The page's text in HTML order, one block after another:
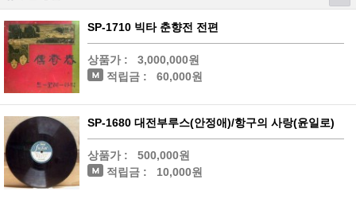
SP-1710 빅타 춘향전 전편
상품가 :
3,000,000원
적립금 :
60,000원
SP-1680 대전부루스(안정애)/항구의 사랑(윤일로)
상품가 :
500,000원
적립금 :
10,000원